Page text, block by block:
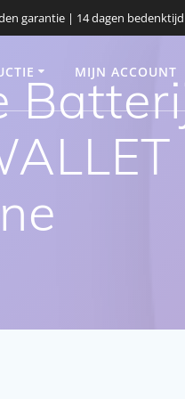
garantie | 14 dagen bedenktijd
MIJN ACCOUNT